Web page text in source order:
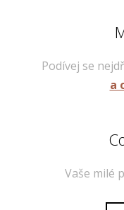
Podívej se
a
Vaše milé